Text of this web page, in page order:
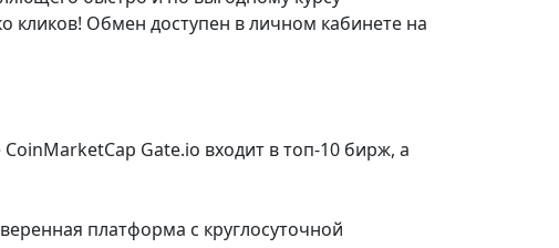
кликов! Обмен доступен в личном кабинете на
Gate.io входит в топ-10 бирж, а
платформа с круглосуточной